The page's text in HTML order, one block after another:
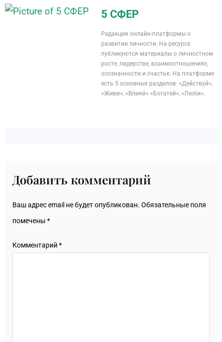
5 СФЕР
Редакция онлайн-платформы о
развитии личности. На ресурсе
публикуются материалы о личностном
росте, лидерстве, взаимоотношениях,
осознанности и счастье. На платформе
есть 5 основных разделов: «Действуй»,
«Живи», «Влияй» «Богатей», «Люби».
Добавить комментарий
Ваш адрес email не будет опубликован. Обязательные поля
помечены *
Комментарий *